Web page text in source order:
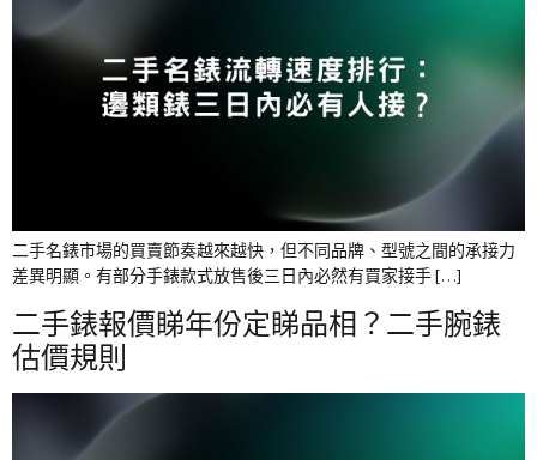
二手名錶市場的買賣節奏越來越快，但不同品牌、型號之間的承接力
差異明顯。有部分手錶款式放售後三日內必然有買家接手 […]
二手錶報價睇年份定睇品相？二手腕錶
估價規則